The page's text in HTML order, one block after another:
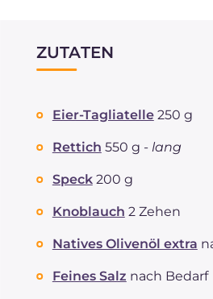
ZUTATEN
Eier-Tagliatelle 250 g
Rettich 550 g - lang
Speck 200 g
Knoblauch 2 Zehen
Natives Olivenöl extra
Feines Salz nach Bedarf